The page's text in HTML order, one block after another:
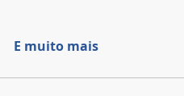
E muito mais